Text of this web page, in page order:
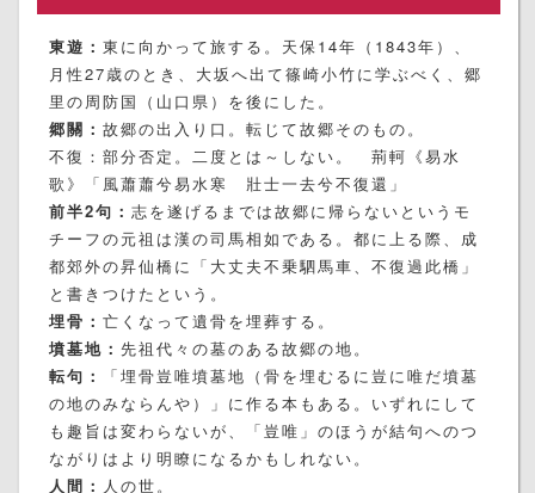
東遊： 東に向かって旅する。天保14年（1843年）、
月性27歳のとき、大坂へ出て篠崎小竹に学ぶべく、郷
里の周防国（山口県）を後にした。
郷關： 故郷の出入り口。転じて故郷そのもの。
不復：部分否定。二度とは～しない。 荊軻《易水
歌》「風蕭蕭兮易水寒 壯士一去兮不復還」
前半2句： 志を遂げるまでは故郷に帰らないというモ
チーフの元祖は漢の司馬相如である。都に上る際、成
都郊外の昇仙橋に「大丈夫不乗駟馬車、不復過此橋」
と書きつけたという。
埋骨： 亡くなって遺骨を埋葬する。
墳墓地： 先祖代々の墓のある故郷の地。
転句：
「埋骨豈唯墳墓地（骨を埋むるに豈に唯だ墳墓
の地のみならんや）」に作る本もある。いずれにして
も趣旨は変わらないが、「豈唯」のほうが結句へのつ
ながりはより明瞭になるかもしれない。
人間： 人の世。